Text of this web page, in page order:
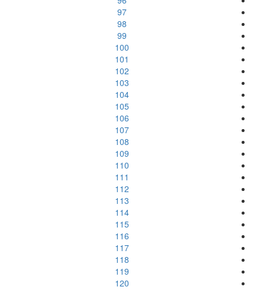
97
98
99
100
101
102
103
104
105
106
107
108
109
110
111
112
113
114
115
116
117
118
119
120